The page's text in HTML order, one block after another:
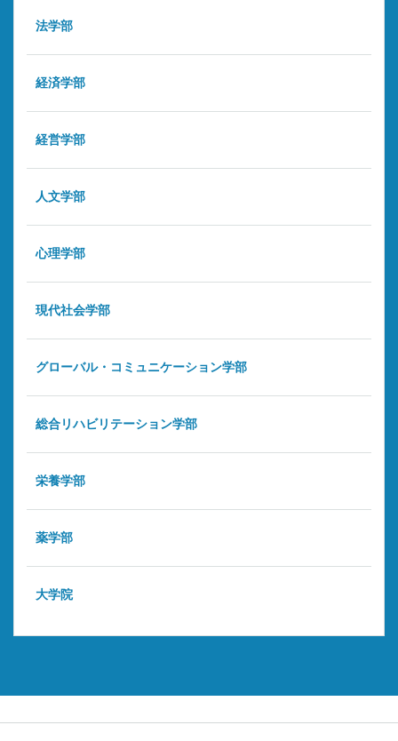
法学部
経済学部
経営学部
人文学部
心理学部
現代社会学部
グローバル・コミュニケーション学部
総合リハビリテーション学部
栄養学部
薬学部
大学院